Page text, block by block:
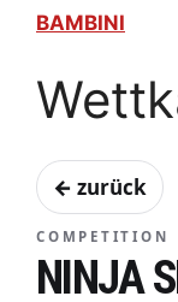
BAMBINI
← zurück
COMPETITION
NINJA